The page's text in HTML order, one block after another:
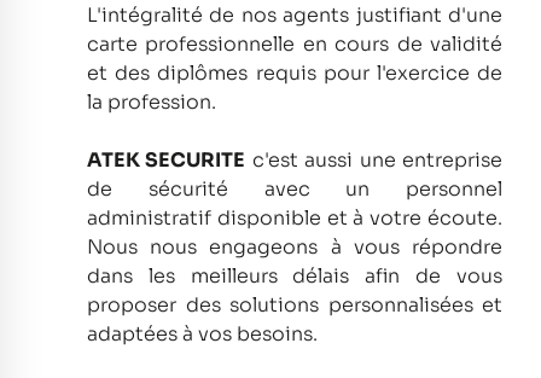
L'intégralité de nos agents justifiant d'une
carte professionnelle en cours de validité
et des diplômes requis pour l'exercice de
la profession.
ATEK SECURITE c'est aussi une entreprise
de sécurité avec un personnel
administratif disponible et à votre écoute.
Nous nous engageons à vous répondre
dans les meilleurs délais afin de vous
proposer des solutions personnalisées et
adaptées à vos besoins.